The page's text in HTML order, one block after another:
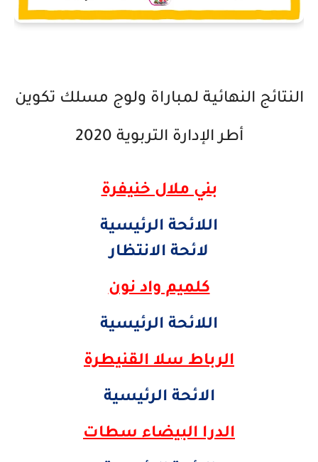
النتائج النهائية لمباراة ولوج مسلك تكوين
أطر الإدارة التربوية 2020
​بني ملال خنيفرة
اللائحة الرئيسية
لائحة الانتظار
​كلميم واد نون
اللائحة الرئيسية
​الرباط سلا القنيطرة
الائحة الرئيسية
​الدرا البيضاء سطات